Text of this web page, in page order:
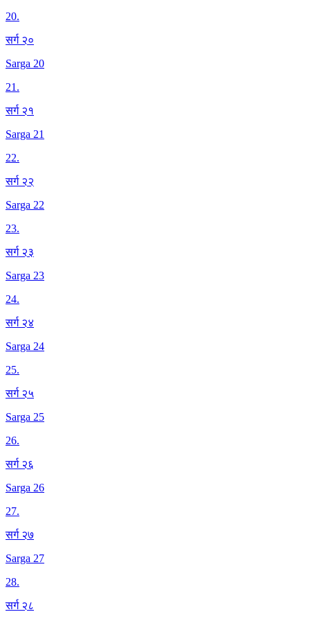
20.
सर्ग २०
Sarga 20
21.
सर्ग २१
Sarga 21
22.
सर्ग २२
Sarga 22
23.
सर्ग २३
Sarga 23
24.
सर्ग २४
Sarga 24
25.
सर्ग २५
Sarga 25
26.
सर्ग २६
Sarga 26
27.
सर्ग २७
Sarga 27
28.
सर्ग २८